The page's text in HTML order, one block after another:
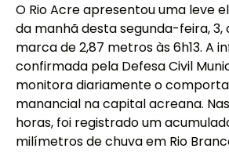
O Rio Acre apresentou uma leve
da manhã desta segunda-feira, 3,
marca de 2,87 metros às 6h13. A
confirmada pela Defesa Civil
monitora diariamente o
manancial na capital acreana.
horas, foi registrado um
milímetros de chuva em Rio